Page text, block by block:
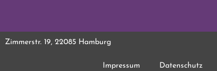
Zimmerstr. 19, 22085 Hamburg
Impressum Datenschutz